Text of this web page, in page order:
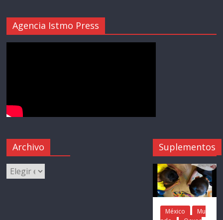
Agencia Istmo Press
Archivo Suplementos
México
Mu